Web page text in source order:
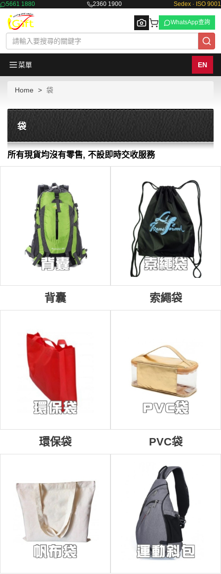
5661 1880 2360 1900 Sedex · ISO 9001
WhatsApp查詢
菜單 EN
Home 袋
袋
所有現貨均沒有零售, 不設即時交收服務
背囊 索繩袋
環保袋 PVC袋